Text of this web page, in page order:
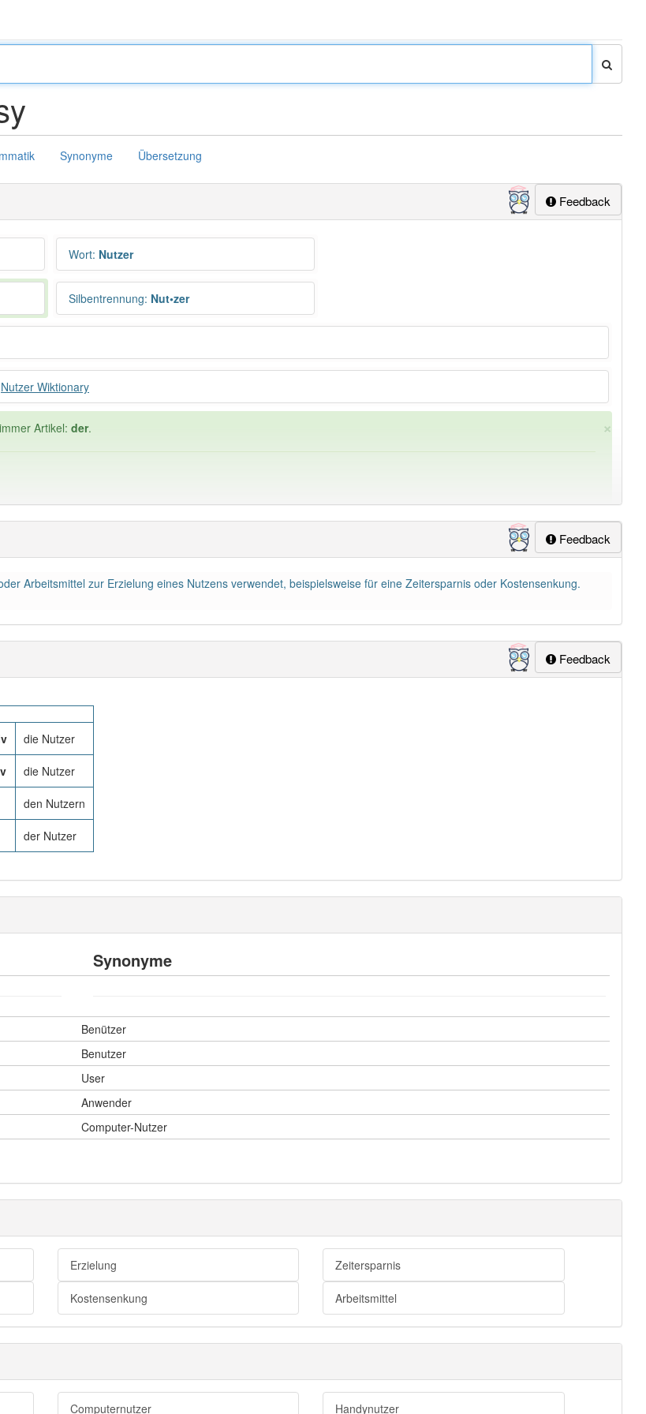
Synonyme Übersetzung
Feedback
Wort: Nutzer
Silbentrennung: Nut•zer
Nutzer Wiktionary
×
Artikel: der.
Wörter mit Endung-nutzeraber mit einem anderen Artikelder: 0
Feedback
Arbeitsmittel zur Erzielung eines Nutzens verwendet, beispielsweise für eine Zeitersparnis oder Kostensenkung.
Feedback
die Nutzer
die Nutzer
den Nutzern
der Nutzer
Synonyme
Benützer
Benutzer
User
Anwender
Computer-Nutzer
Erzielung Zeitersparnis
Kostensenkung Arbeitsmittel
Computernutzer Handynutzer